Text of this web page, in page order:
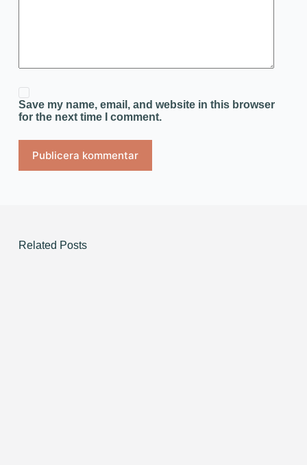
Save my name, email, and website in this browser
for the next time I comment.
Publicera kommentar
Related Posts